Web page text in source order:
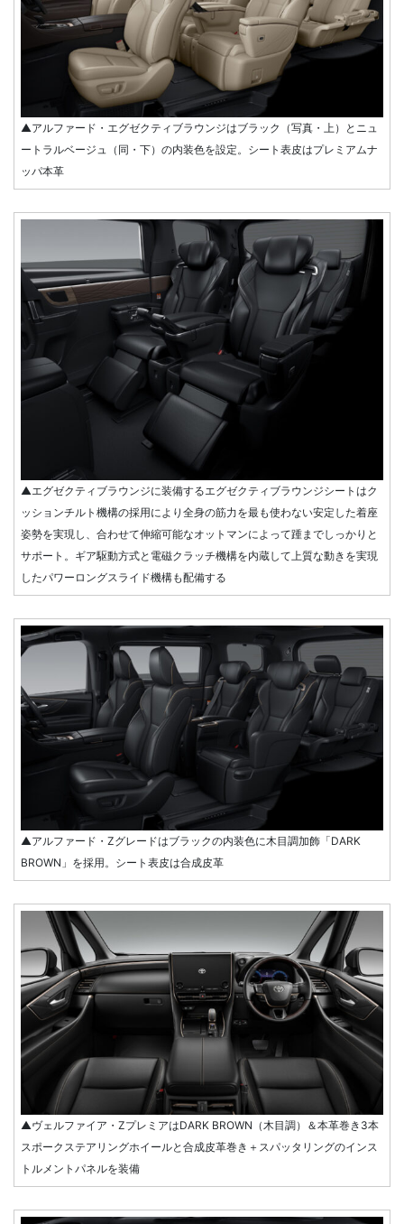
▲アルファード・エグゼクティブラウンジはブラック（写真・上）とニュ
ートラルベージュ（同・下）の内装色を設定。シート表皮はプレミアムナ
ッパ本革
▲エグゼクティブラウンジに装備するエグゼクティブラウンジシートはク
ッションチルト機構の採用により全身の筋力を最も使わない安定した着座
姿勢を実現し、合わせて伸縮可能なオットマンによって踵までしっかりと
サポート。ギア駆動方式と電磁クラッチ機構を内蔵して上質な動きを実現
したパワーロングスライド機構も配備する
▲アルファード・Zグレードはブラックの内装色に木目調加飾「DARK
BROWN」を採用。シート表皮は合成皮革
▲ヴェルファイア・ZプレミアはDARK BROWN（木目調）＆本革巻き3本
スポークステアリングホイールと合成皮革巻き＋スパッタリングのインス
トルメントパネルを装備